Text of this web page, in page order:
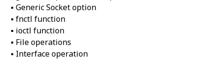
▪ Generic Socket option
▪ fnctl function
▪ ioctl function
▪ File operations
▪ Interface operation